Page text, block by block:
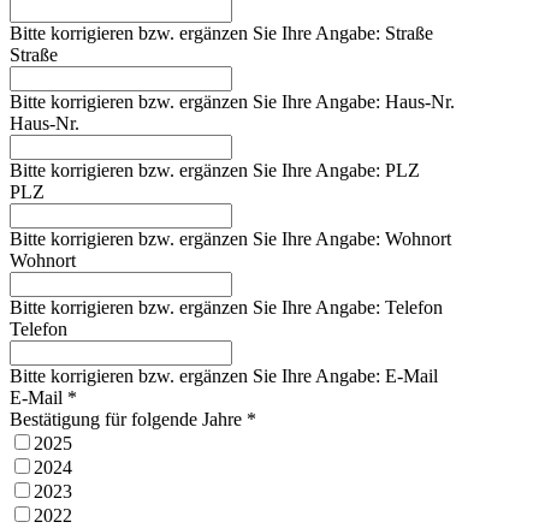
Bitte korrigieren bzw. ergänzen Sie Ihre Angabe: Straße
Straße
Bitte korrigieren bzw. ergänzen Sie Ihre Angabe: Haus-Nr.
Haus-Nr.
Bitte korrigieren bzw. ergänzen Sie Ihre Angabe: PLZ
PLZ
Bitte korrigieren bzw. ergänzen Sie Ihre Angabe: Wohnort
Wohnort
Bitte korrigieren bzw. ergänzen Sie Ihre Angabe: Telefon
Telefon
Bitte korrigieren bzw. ergänzen Sie Ihre Angabe: E-Mail
E-Mail *
Bestätigung für folgende Jahre *
2025
2024
2023
2022